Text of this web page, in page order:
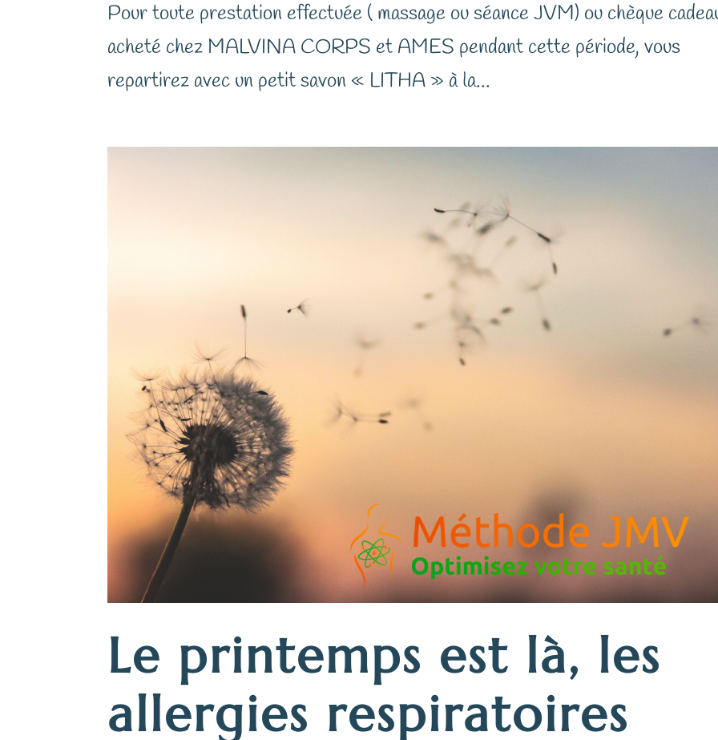
Pour toute prestation effectuée ( massage ou séance JVM) ou chèque
acheté chez MALVINA CORPS et AMES pendant cette période, vous
repartirez avec un petit savon « LITHA » à la...
Le printemps est là, les
allergies respiratoires